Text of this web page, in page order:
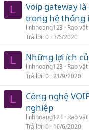
L
Voip gateway
trong hệ thống
linhhoang123
Rao vặt
Trả lời 0 3/6/2020
L Những lợi ích
linhhoang123
Rao vặt
Trả lời 0 21/9/2020
L
Công nghệ
nghiệp
linhhoang123
Rao vặt
Trả lời 0 10/6/2020